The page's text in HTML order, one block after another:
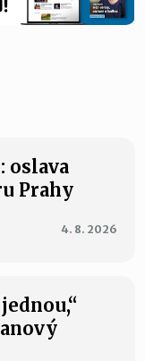
oslava
Prahy
4. 8. 2026